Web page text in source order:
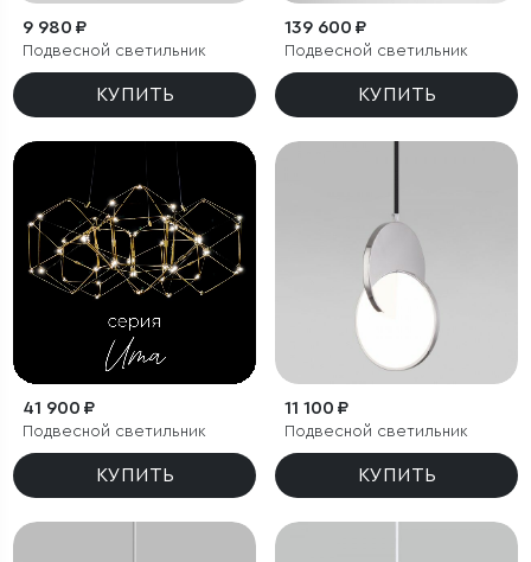
9 980 ₽
Подвесной светильник
КУПИТЬ
139 600 ₽
Подвесной светильник
КУПИТЬ
41 900 ₽
Подвесной светильник
КУПИТЬ
11 100 ₽
Подвесной светильник
КУПИТЬ